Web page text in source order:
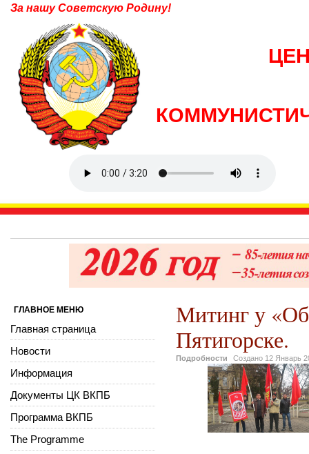
За нашу Советскую Родину!
Митинг у
Пятигорске.
Подробности Создано 12 Январь
ГЛАВНОЕ МЕНЮ
Главная страница
Новости
Информация
Документы ЦК ВКПБ
Программа ВКПБ
The Programme